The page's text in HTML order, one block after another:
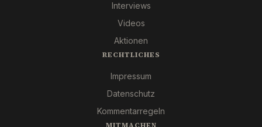
Interviews
Videos
Aktionen
RECHTLICHES
Impressum
Datenschutz
Kommentarregeln